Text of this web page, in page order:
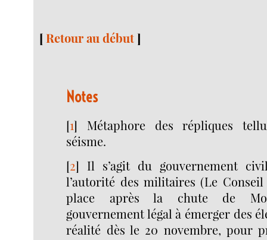
[Retour au début ]
Notes
[1] Métaphore des répliques
séisme.
[2] Il s’agit du gouvernement
l’autorité des militaires (Le
place après la chute de
gouvernement légal à émerger des
réalité dès le 20 novembre, pour